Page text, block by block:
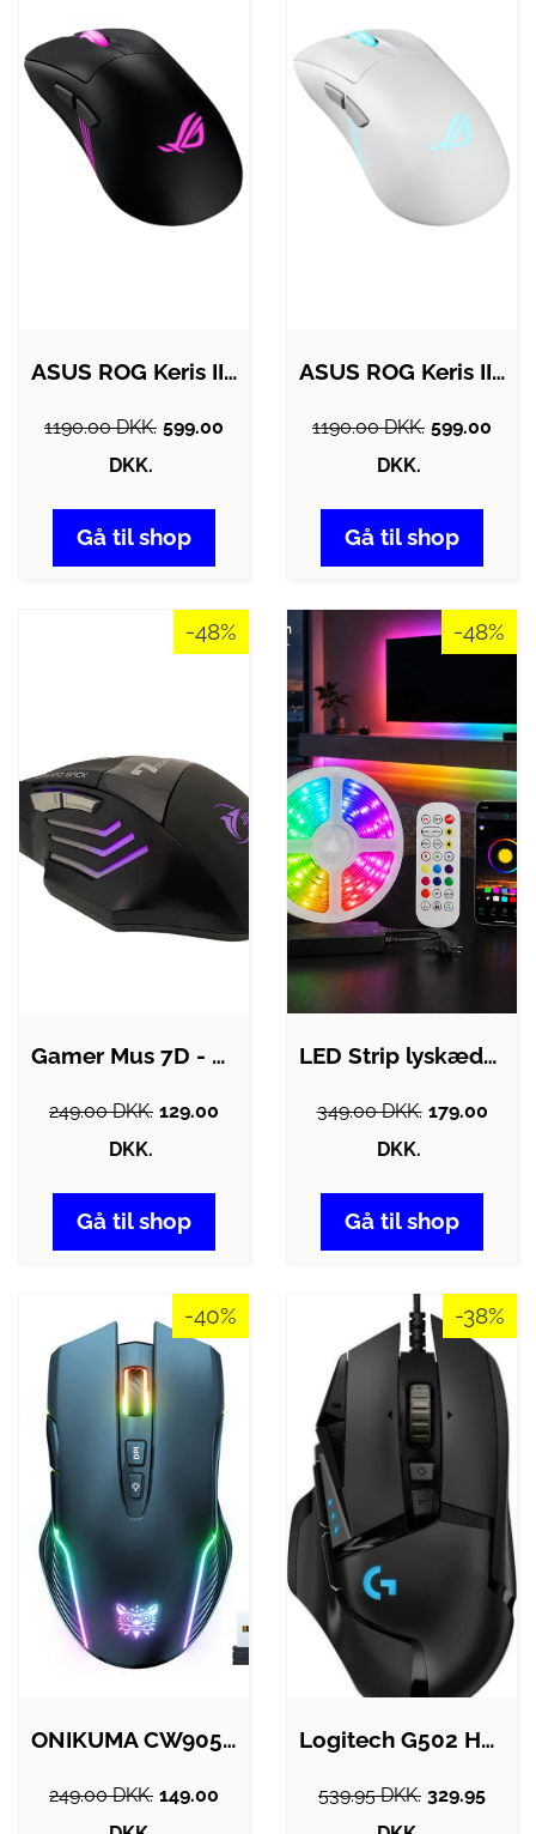
ASUS ROG Keris II Origin - Gaming Mus -…
1190.00 DKK. 599.00
DKK.
Gå til shop
ASUS ROG Keris II Origin - Gaming Mus -…
1190.00 DKK. 599.00
DKK.
Gå til shop
-48%
Gamer Mus 7D - 4 DPI hastigheder
249.00 DKK. 129.00
DKK.
Gå til shop
-48%
LED Strip lyskæde 5 meter med Bluetooth,…
349.00 DKK. 179.00
DKK.
Gå til shop
-40%
ONIKUMA CW905 Gaming Mouse (sort) Mus -…
249.00 DKK. 149.00
-38%
Logitech G502 Hero Gaming Mus Med Høj…
539.95 DKK. 329.95